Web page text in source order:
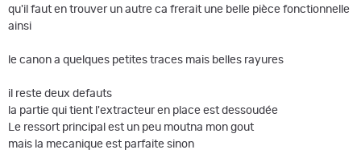
qu'il faut en trouver un autre ca frerait une belle pièce fonctionnelle
ainsi
le canon a quelques petites traces mais belles rayures
il reste deux defauts
la partie qui tient l'extracteur en place est dessoudée
Le ressort principal est un peu moutna mon gout
mais la mecanique est parfaite sinon